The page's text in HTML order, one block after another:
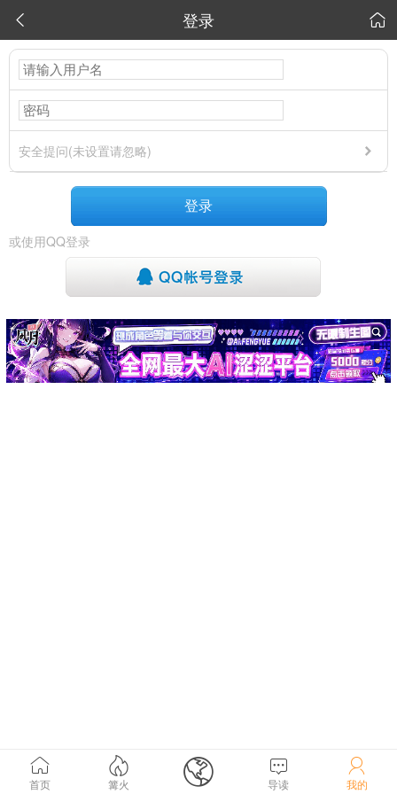
 登录 
安全提问(未设置请忽略)
登录
或使用QQ登录

首页

篝火  
导读

我的